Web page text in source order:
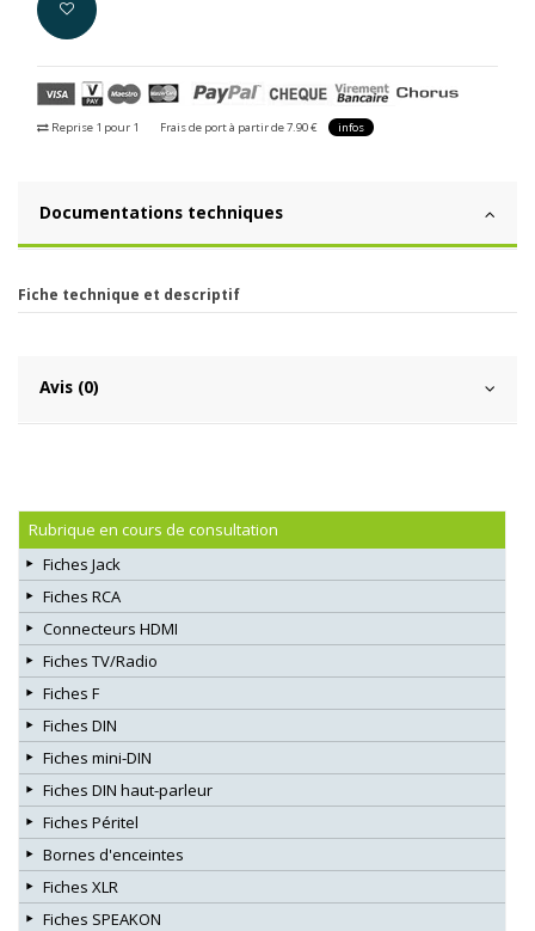
Reprise 1 pour 1 Frais de port à partir de 7.90 € infos
Documentations techniques
Fiche technique et descriptif
Avis (0)
Rubrique en cours de consultation
Fiches Jack
Fiches RCA
Connecteurs HDMI
Fiches TV/Radio
Fiches F
Fiches DIN
Fiches mini-DIN
Fiches DIN haut-parleur
Fiches Péritel
Bornes d'enceintes
Fiches XLR
Fiches SPEAKON